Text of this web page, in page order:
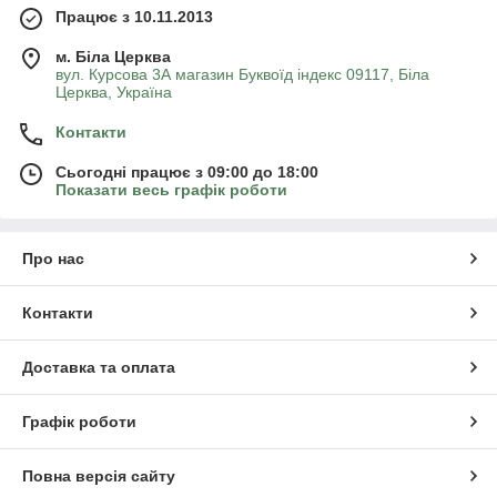
Працює з 10.11.2013
м. Біла Церква
вул. Курсова 3А магазин Буквоїд індекс 09117, Біла
Церква, Україна
Контакти
Сьогодні працює з 09:00 до 18:00
Показати весь графік роботи
Про нас
Контакти
Доставка та оплата
Графік роботи
Повна версія сайту